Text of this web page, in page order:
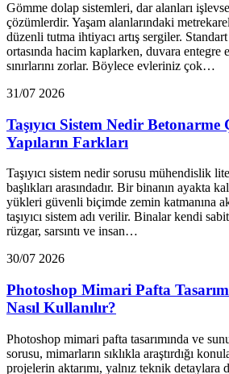
Gömme dolap sistemleri, dar alanları
çözümlerdir. Yaşam alanlarındaki
düzenli tutma ihtiyacı artış sergiler.
ortasında hacim kaplarken, duvara entegre
sınırlarını zorlar. Böylece evleriniz çok…
31/07 2026
Taşıyıcı Sistem Nedir Betonarme
Yapıların Farkları
Taşıyıcı sistem nedir sorusu mühendislik
başlıkları arasındadır. Bir binanın ayakta
yükleri güvenli biçimde zemin katmanına
taşıyıcı sistem adı verilir. Binalar kendi
rüzgar, sarsıntı ve insan…
30/07 2026
Photoshop Mimari Pafta
Nasıl Kullanılır?
Photoshop mimari pafta tasarımında ve
sorusu, mimarların sıklıkla araştırdığı
projelerin aktarımı, yalnız teknik detaylara